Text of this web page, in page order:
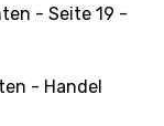
- Seite 19 -
- Handel